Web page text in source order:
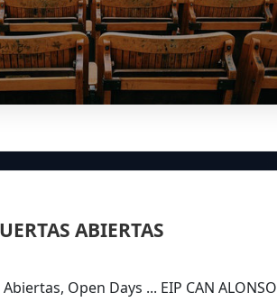
ABIERTAS
Open Days ... EIP CAN ALONSO